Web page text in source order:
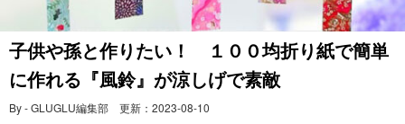
子供や孫と作りたい！ １００均折り紙で簡単
に作れる『風鈴』が涼しげで素敵
By - GLUGLU編集部 更新： 2023-08-10